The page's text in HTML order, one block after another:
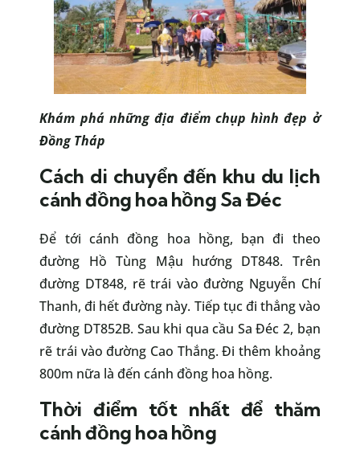
Khám phá nhữngđịa điểm chụp hình đẹp ở
Đồng Tháp
Cách di chuyển đến khu du lịch
cánh đồng hoa hồng Sa Đéc
Để tới cánh đồng hoa hồng, bạn đi theo
đường Hồ Tùng Mậu hướng DT848. Trên
đường DT848, rẽ trái vào đường Nguyễn Chí
Thanh, đi hết đường này. Tiếp tục đi thẳng vào
đường DT852B. Sau khi qua cầu Sa Đéc 2, bạn
rẽ trái vào đường Cao Thắng. Đi thêm khoảng
800m nữa là đến cánh đồng hoa hồng.
Thời điểm tốt nhất để thăm
cánh đồng hoa hồng